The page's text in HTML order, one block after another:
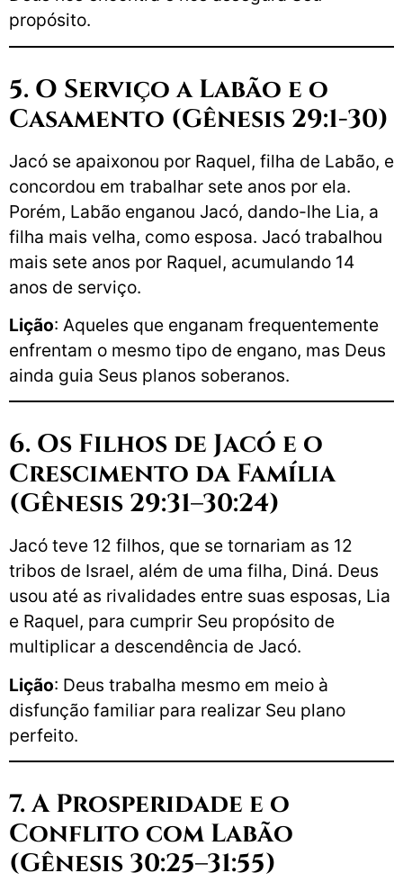
propósito.
5. O Serviço a Labão e o
Casamento (Gênesis 29:1-30)
Jacó se apaixonou por Raquel, filha de Labão, e
concordou em trabalhar sete anos por ela.
Porém, Labão enganou Jacó, dando-lhe Lia, a
filha mais velha, como esposa. Jacó trabalhou
mais sete anos por Raquel, acumulando 14
anos de serviço.
Lição: Aqueles que enganam frequentemente
enfrentam o mesmo tipo de engano, mas Deus
ainda guia Seus planos soberanos.
6. Os Filhos de Jacó e o
Crescimento da Família
(Gênesis 29:31–30:24)
Jacó teve 12 filhos, que se tornariam as 12
tribos de Israel, além de uma filha, Diná. Deus
usou até as rivalidades entre suas esposas, Lia
e Raquel, para cumprir Seu propósito de
multiplicar a descendência de Jacó.
Lição: Deus trabalha mesmo em meio à
disfunção familiar para realizar Seu plano
perfeito.
7. A Prosperidade e o
Conflito com Labão
(Gênesis 30:25–31:55)